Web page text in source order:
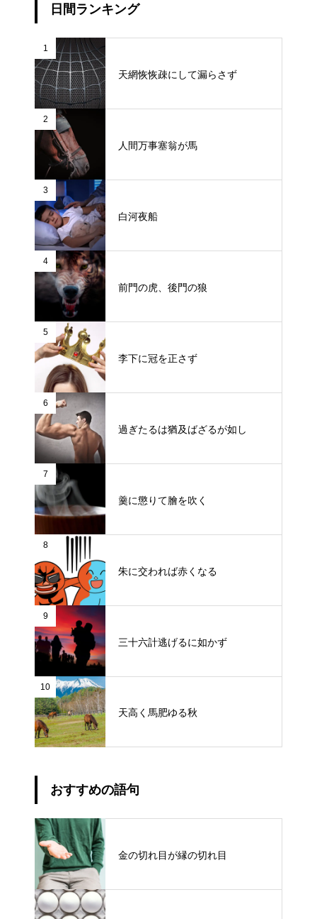
日間ランキング
1
天網恢恢疎にして漏らさず
2
人間万事塞翁が馬
3
白河夜船
4
前門の虎、後門の狼
5
李下に冠を正さず
6
過ぎたるは猶及ばざるが如し
7
羹に懲りて膾を吹く
8
朱に交われば赤くなる
9
三十六計逃げるに如かず
10
天高く馬肥ゆる秋
おすすめの語句
金の切れ目が縁の切れ目